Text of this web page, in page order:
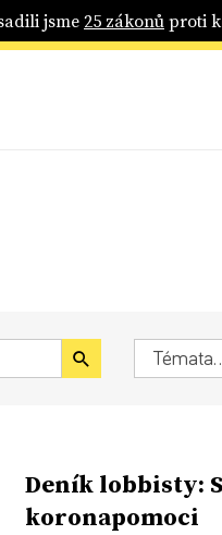
jsme25 zákonůproti
Deník lobbisty:
koronapomoci